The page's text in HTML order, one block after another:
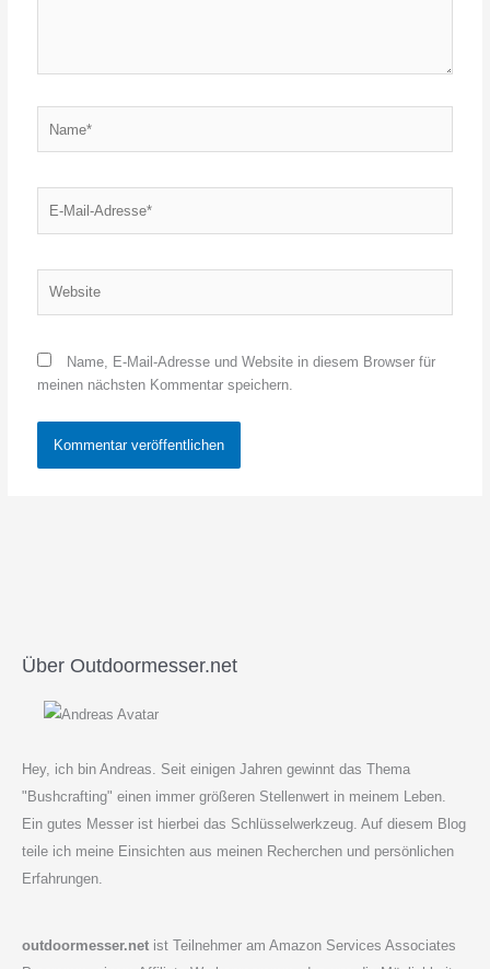
Mail-
Name, E-Mail-Adresse und Website in diesem Browser für
meinen nächsten Kommentar speichern.
Über Outdoormesser.net
Hey, ich bin Andreas. Seit einigen Jahren gewinnt das Thema
"Bushcrafting" einen immer größeren Stellenwert in meinem Leben.
Ein gutes Messer ist hierbei das Schlüsselwerkzeug. Auf diesem Blog
teile ich meine Einsichten aus meinen Recherchen und persönlichen
Erfahrungen.
outdoormesser.netist Teilnehmer am Amazon Services Associates